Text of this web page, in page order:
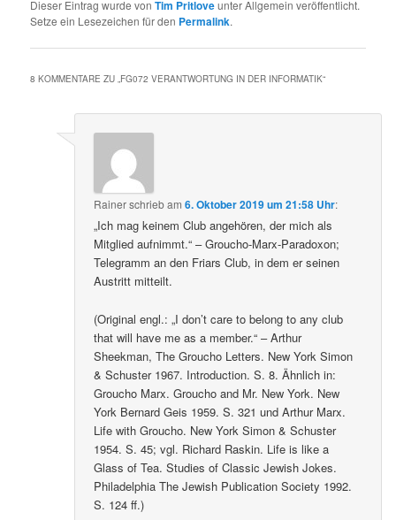
Dieser Eintrag wurde vonTim Pritloveunter Allgemein veröffentlicht.
Setze ein Lesezeichen für den Permalink.
8 KOMMENTARE ZU „FG072 VERANTWORTUNG IN DER INFORMATIK“
Rainerschriebam6. Oktober 2019 um 21:58 Uhr:
„Ich mag keinem Club angehören, der mich als
Mitglied aufnimmt.“ – Groucho-Marx-Paradoxon;
Telegramm an den Friars Club, in dem er seinen
Austritt mitteilt.
(Original engl.: „I don’t care to belong to any club
that will have me as a member.“ – Arthur
Sheekman, The Groucho Letters. New York Simon
& Schuster 1967. Introduction. S. 8. Ähnlich in:
Groucho Marx. Groucho and Mr. New York. New
York Bernard Geis 1959. S. 321 und Arthur Marx.
Life with Groucho. New York Simon & Schuster
1954. S. 45; vgl. Richard Raskin. Life is like a
Glass of Tea. Studies of Classic Jewish Jokes.
Philadelphia The Jewish Publication Society 1992.
S. 124 ff.)